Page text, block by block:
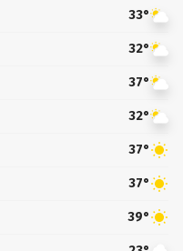
33°
32°
37°
32°
37°
37°
39°